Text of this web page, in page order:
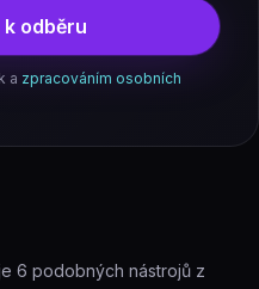
odběru
a zpracováním osobních
6 podobných nástrojů z